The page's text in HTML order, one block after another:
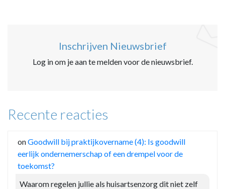
Inschrijven Nieuwsbrief
Log in om je aan te melden voor de nieuwsbrief.
Recente reacties
onGoodwill bij praktijkovername (4): Is goodwill
eerlijk ondernemerschap of een drempel voor de
toekomst?
Waarom regelen jullie als huisartsenzorg dit niet zelf